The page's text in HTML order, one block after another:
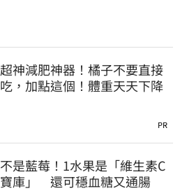
超神減肥神器！橘子不要直接
吃，加點這個！體重天天下降
PR
不是藍莓！1水果是「維生素C
寶庫」 還可穩血糖又通腸